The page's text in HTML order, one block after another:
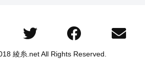
綾糸.net All Rights Reserved.